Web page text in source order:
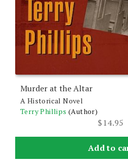
Murder at the Altar
A Historical Novel
Terry Phillips (Author)
$14.95
Add to